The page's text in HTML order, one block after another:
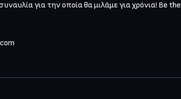
για την οποία θα μιλάμε για χρόνια! Be